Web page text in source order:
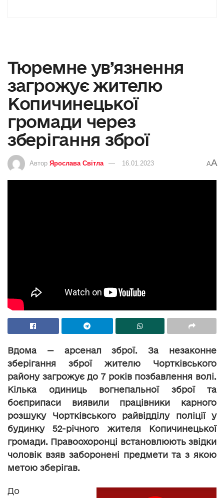
Тюремне ув’язнення
загрожує жителю
Копичинецької
громади через
зберігання зброї
Автор Ярослава Світла 16.01.2023 AA
Вдома — арсенал зброї. За незаконне
зберігання зброї жителю Чортківського
району загрожує до 7 років позбавлення волі.
Кілька одиниць вогнепальної зброї та
боєприпаси виявили працівники карного
розшуку Чортківського райвідділу поліції у
будинку 52-річного жителя Копичинецької
громади. Правоохоронці встановлюють звідки
чоловік взяв заборонені предмети та з якою
метою зберігав.
До